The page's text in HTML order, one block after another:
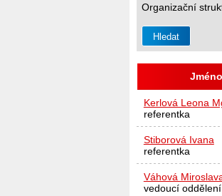
Organizační
Kerlová Leona
referentka
Stiborová Ivana
referentka
Váhová
vedoucí oddělení